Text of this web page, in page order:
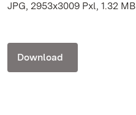
JPG, 2953x3009 Pxl, 1.32 MB
Download